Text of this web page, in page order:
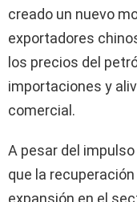
creado un nuevo
exportadores
los precios del
importaciones y
comercial.
A pesar del
que la
expansión en el